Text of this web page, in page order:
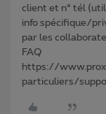
client et n° tél
info spécifique/
par les
FAQ
https://
particuliers/